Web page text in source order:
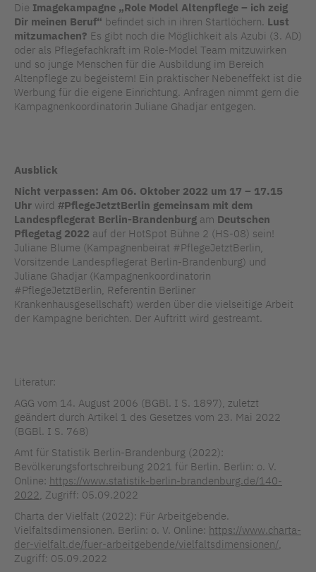
Die Imagekampagne „Role Model Altenpflege – ich zeig
Dir meinen Beruf“ befindet sich in ihren Startlöchern. Lust
mitzumachen? Es gibt noch die Möglichkeit als Azubi (3. AD)
oder als Pflegefachkraft im Role-Model Team mitzuwirken
und so junge Menschen für die Ausbildung im Bereich
Altenpflege zu begeistern! Ein praktischer Nebeneffekt ist die
Werbung für die eigene Einrichtung. Anfragen nimmt gern die
Kampagnenkoordinatorin Juliane Ghadjar entgegen.
Ausblick
Nicht verpassen: Am 06. Oktober 2022 um 17 – 17.15
Uhr wird #PflegeJetztBerlin gemeinsam mit dem
Landespflegerat Berlin-Brandenburg am Deutschen
Pflegetag 2022 auf der HotSpot Bühne 2 (HS-08) sein!
Juliane Blume (Kampagnenbeirat #PflegeJetztBerlin,
Vorsitzende Landespflegerat Berlin-Brandenburg) und
Juliane Ghadjar (Kampagnenkoordinatorin
#PflegeJetztBerlin, Referentin Berliner
Krankenhausgesellschaft) werden über die vielseitige Arbeit
der Kampagne berichten. Der Auftritt wird gestreamt.
Literatur:
AGG vom 14. August 2006 (BGBl. I S. 1897), zuletzt
geändert durch Artikel 1 des Gesetzes vom 23. Mai 2022
(BGBl. I S. 768)
Amt für Statistik Berlin-Brandenburg (2022):
Bevölkerungsfortschreibung 2021 für Berlin. Berlin: o. V.
Online: https://www.statistik-berlin-brandenburg.de/140-
2022, Zugriff: 05.09.2022
Charta der Vielfalt (2022): Für Arbeitgebende.
Vielfaltsdimensionen. Berlin: o. V. Online: https://www.charta-
der-vielfalt.de/fuer-arbeitgebende/vielfaltsdimensionen/,
Zugriff: 05.09.2022